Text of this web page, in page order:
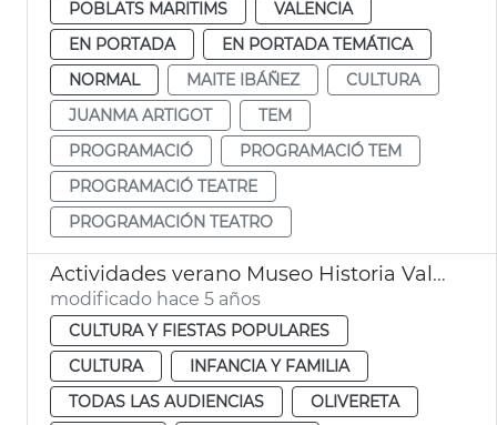
POBLATS MARITIMS
VALENCIA
EN PORTADA
EN PORTADA TEMÁTICA
NORMAL
MAITE IBÁÑEZ
CULTURA
JUANMA ARTIGOT
TEM
PROGRAMACIÓ
PROGRAMACIÓ TEM
PROGRAMACIÓ TEATRE
PROGRAMACIÓN TEATRO
Actividades verano Museo Historia València
modificado hace 5 años
CULTURA Y FIESTAS POPULARES
CULTURA
INFANCIA Y FAMILIA
TODAS LAS AUDIENCIAS
OLIVERETA